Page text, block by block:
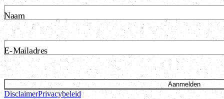
Naam
E-Mailadres
Aanmelden
DisclaimerPrivacybeleid